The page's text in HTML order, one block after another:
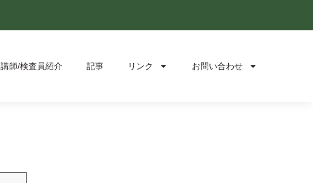
講師/検査員紹介 記事 リンク お問い合わせ